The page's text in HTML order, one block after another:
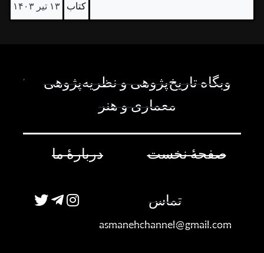
کتاب ۱۳ تیر ۱۴۰۳
وبگاه تاریخ‌پژوهی و نظریه‌پژوهی
معماری و هنر
صفحۀ نخست دربارۀ ما
تماس
asmanehchannel@gmail.com